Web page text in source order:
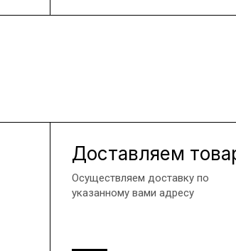
Доставляем
Осуществляем доставку по
указанному вами адресу